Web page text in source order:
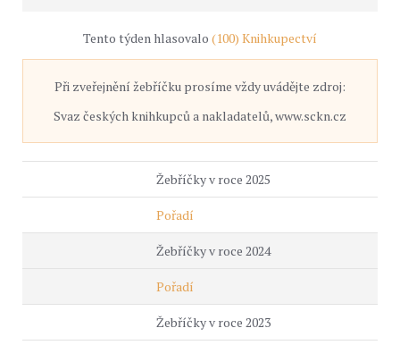
Tento týden hlasovalo (100) Knihkupectví
Při zveřejnění žebříčku prosíme vždy uvádějte zdroj:
Svaz českých knihkupců a nakladatelů, www.sckn.cz
Žebříčky v roce 2025
Pořadí
Žebříčky v roce 2024
Pořadí
Žebříčky v roce 2023